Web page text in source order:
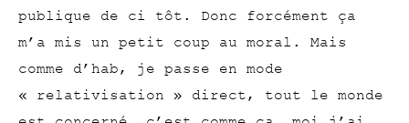
publique de ci tôt. Donc forcément ça
m’a mis un petit coup au moral. Mais
comme d’hab, je passe en mode
« relativisation » direct, tout le monde